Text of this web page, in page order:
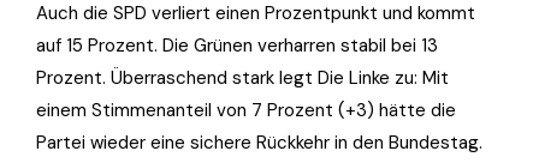
Auch die SPD verliert einen Prozentpunkt und kommt
auf 15 Prozent. Die Grünen verharren stabil bei 13
Prozent. Überraschend stark legt Die Linke zu: Mit
einem Stimmenanteil von 7 Prozent (+3) hätte die
Partei wieder eine sichere Rückkehr in den Bundestag.